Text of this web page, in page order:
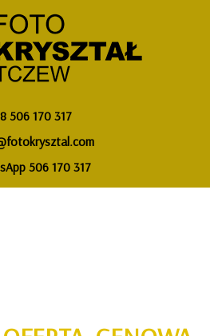
506 170 317
506 170 317